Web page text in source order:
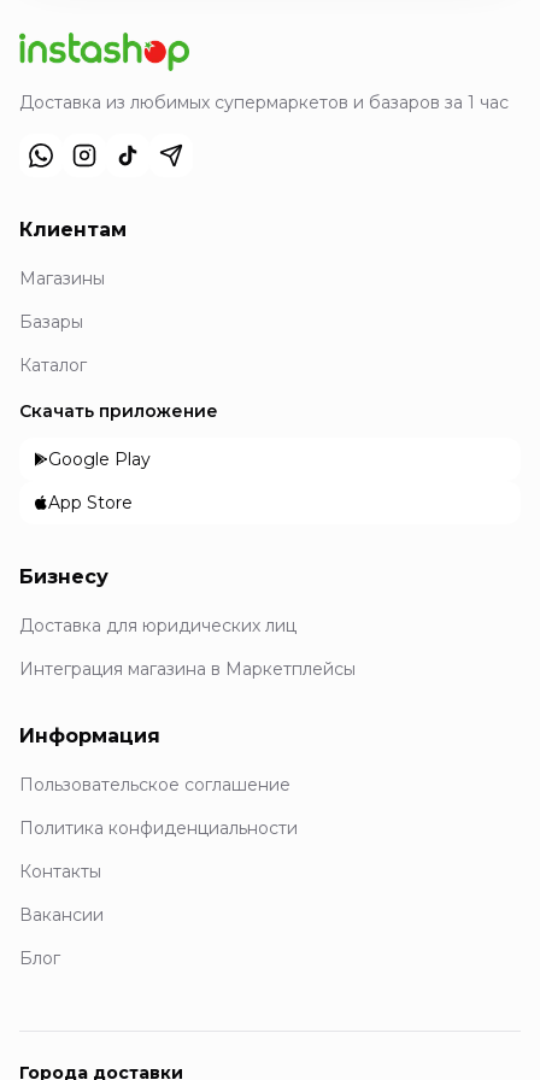
Доставка из любимых супермаркетов и базаров за 1 час
Клиентам
Магазины
Базары
Каталог
Скачать приложение
Google Play
App Store
Бизнесу
Доставка для юридических лиц
Интеграция магазина в Маркетплейсы
Информация
Пользовательское соглашение
Политика конфиденциальности
Контакты
Вакансии
Блог
Города доставки